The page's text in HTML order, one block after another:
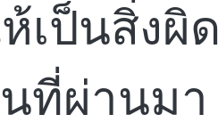
เป็นสิ่งผิ
ที่ผ่านมา